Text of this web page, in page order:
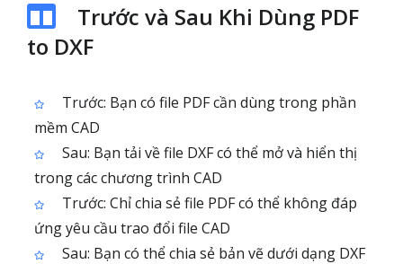
Trước và Sau Khi Dùng PDF
to DXF
Trước: Bạn có file PDF cần dùng trong phần
mềm CAD
Sau: Bạn tải về file DXF có thể mở và hiển thị
trong các chương trình CAD
Trước: Chỉ chia sẻ file PDF có thể không đáp
ứng yêu cầu trao đổi file CAD
Sau: Bạn có thể chia sẻ bản vẽ dưới dạng DXF